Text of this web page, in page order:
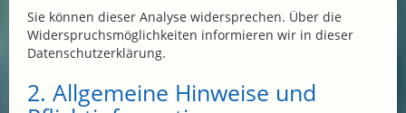
Sie können dieser Analyse widersprechen. Über die
Widerspruchsmöglichkeiten informieren wir in dieser
Datenschutzerklärung.
2. Allgemeine Hinweise und